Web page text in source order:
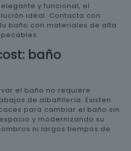
y funcional, el
ideal. Contacta con
baño con materiales de alta
baño
el baño no requiere
de albañilería. Existen
para cambiar el baño sin
y modernizando su
ni largos tiempos de